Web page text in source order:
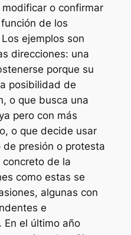
o confirmar
de los
ejemplos son
direcciones: una
porque su
posibilidad de
o que busca una
pero con más
o que decide usar
presión o protesta
de la
como estas se
algunas con
e
En el último año